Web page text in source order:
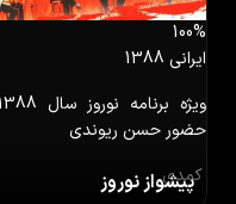
100%
پیشواز نوروز
ایرانی 1388
حضور حسن ریوندی
کمدی